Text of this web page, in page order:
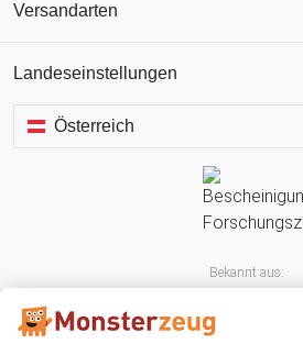
Versandarten
Landeseinstellungen
Österreich
Bekannt aus: